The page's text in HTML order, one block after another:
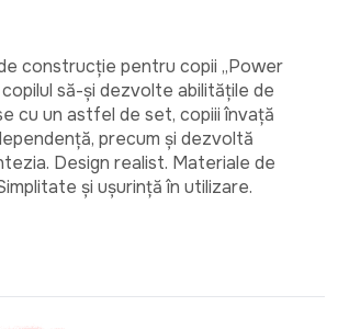
construcție pentru copii „Power
să-și dezvolte abilitățile de
cu un astfel de set, copiii învață
precum și dezvoltă
Design realist. Materiale de
și ușurință în utilizare.